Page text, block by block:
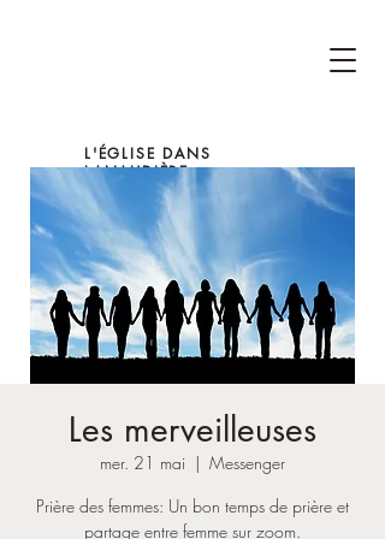
L'ÉGLISE DANS
LANAUDIÈRE
Les merveilleuses
mer. 21 mai
  |
Messenger
Prière des femmes: Un bon temps de prière et
partage entre femme sur zoom.